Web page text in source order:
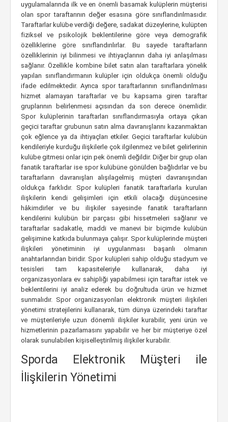
uygulamalarında ilk ve en önemli basamak kulüplerin müşterisi
olan spor taraftarının değer esasına göre sınıflandırılmasıdır.
Taraftarlar kulübe verdiği değere, sadakat düzeylerine, kulüpten
fiziksel ve psikolojik beklentilerine göre veya demografik
özelliklerine göre sınıflandırılırlar. Bu sayede taraftarların
özelliklerinin iyi bilinmesi ve ihtiyaçlarının daha iyi anlaşılması
sağlanır. Özellikle kombine bilet satın alan taraftarlara yönelik
yapılan sınıflandırmanın kulüpler için oldukça önemli olduğu
ifade edilmektedir. Ayrıca spor taraftarlarının sınıflandırılması
hizmet alamayan taraftarlar ve bu kapsama giren taraftar
gruplarının belirlenmesi açısından da son derece önemlidir.
Spor kulüplerinin taraftarları sınıflandırmasıyla ortaya çıkan
geçici taraftar grubunun satın alma davranışlarını kazanmaktan
çok eğlence ya da ihtiyaçları etkiler. Geçici taraftarlar kulübün
kendileriyle kurduğu ilişkilerle çok ilgilenmez ve bilet gelirlerinin
kulübe gitmesi onlar için pek önemli değildir. Diğer bir grup olan
fanatik taraftarlar ise spor kulübüne gönülden bağlıdırlar ve bu
taraftarların davranışları alışılagelmiş müşteri davranışından
oldukça farklıdır. Spor kulüpleri fanatik taraftarlarla kurulan
ilişkilerin kendi gelişimleri için etkili olacağı düşüncesine
hâkimdirler ve bu ilişkiler sayesinde fanatik taraftarların
kendilerini kulübün bir parçası gibi hissetmeleri sağlanır ve
taraftarlar sadakatle, maddi ve manevi bir biçimde kulübün
gelişimine katkıda bulunmaya çalışır. Spor kulüplerinde müşteri
ilişkileri yönetiminin iyi uygulanması başarılı olmanın
anahtarlarından biridir. Spor kulüpleri sahip olduğu stadyum ve
tesisleri tam kapasiteleriyle kullanarak, daha iyi
organizasyonlara ev sahipliği yapabilmesi için taraftar istek ve
beklentilerini iyi analiz ederek bu doğrultuda ürün ve hizmet
sunmalıdır. Spor organizasyonları elektronik müşteri ilişkileri
yönetimi stratejilerini kullanarak, tüm dünya üzerindeki taraftar
ve müşterileriyle uzun dönemli ilişkiler kurabilir, yeni ürün ve
hizmetlerinin pazarlamasını yapabilir ve her bir müşteriye özel
olarak sunulabilen kişiselleştirilmiş ilişkiler kurabilir.
Sporda Elektronik Müşteri ile
İlişkilerin Yönetimi